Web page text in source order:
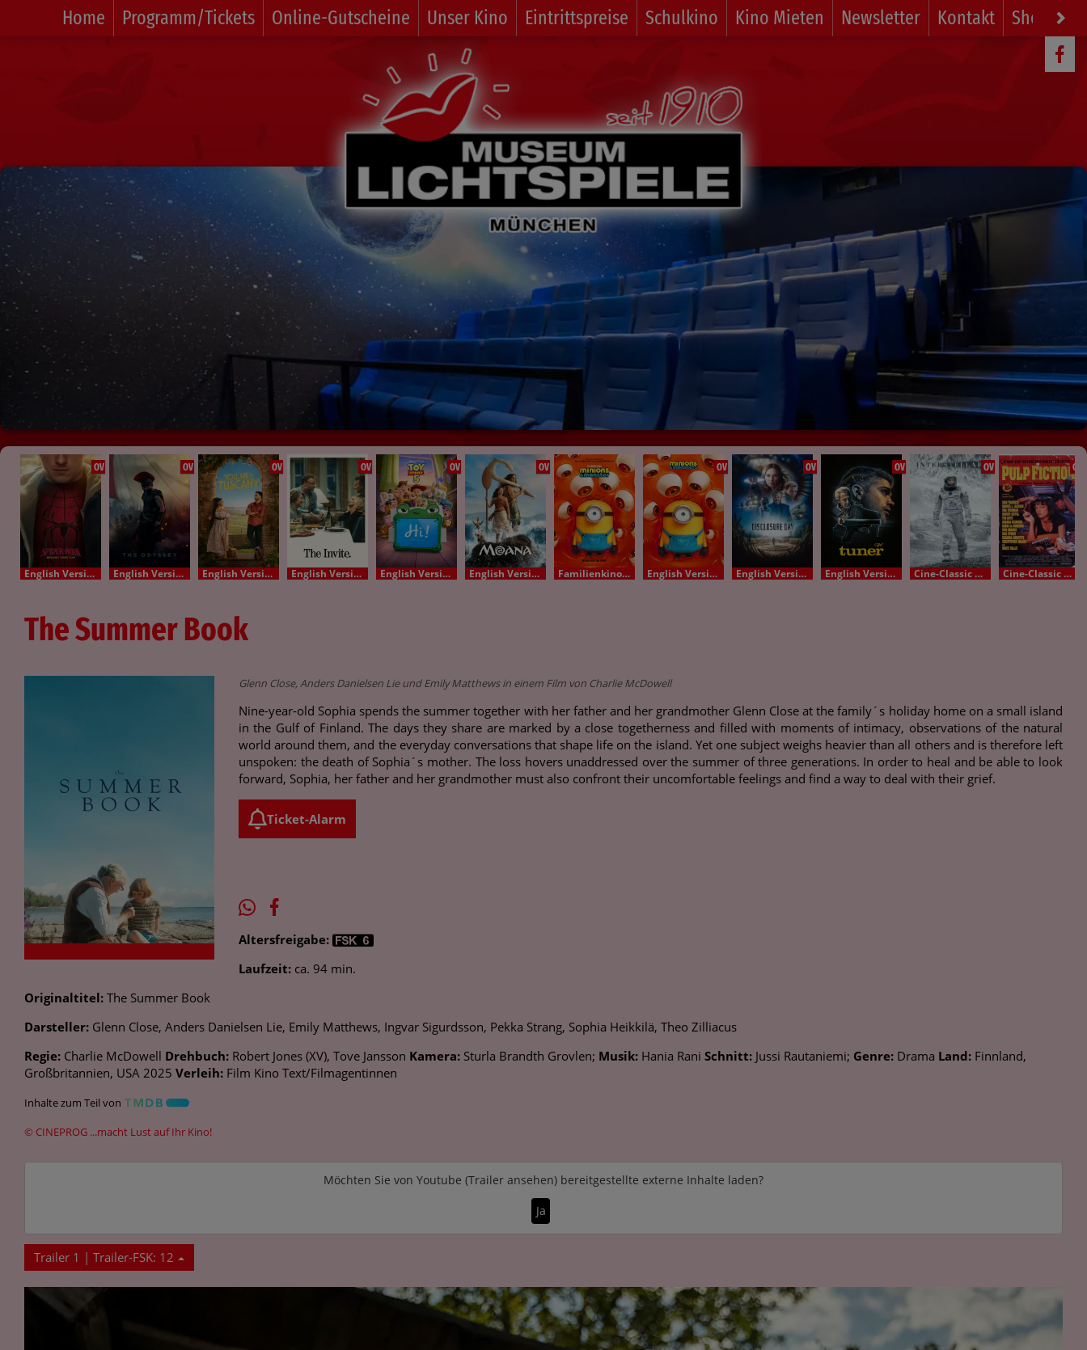
Home Programm/Tickets Online-Gutscheine Unser Kino Eintrittspreise Schulkino Kino Mieten Newsletter Kontakt Shop
OV
English Version - OV
OV
English Version - OV
OV
English Version - OV
OV
English Version - OV
OV
English Version - OV
OV
English Version - OV Familienkino Deutsch
OV
English Version - OV
OV
English Version - OV
OV
English Version - OV
OV
Cine-Classic OV
OV
Cine-Classic OV
The Summer Book
Glenn Close, Anders Danielsen Lie und Emily Matthews in einem Film von Charlie McDowell
Nine-year-old Sophia spends the summer together with her father and her grandmother Glenn Close at the family´s holiday home on a small island
in the Gulf of Finland. The days they share are marked by a close togetherness and filled with moments of intimacy, observations of the natural
world around them, and the everyday conversations that shape life on the island. Yet one subject weighs heavier than all others and is therefore left
unspoken: the death of Sophia´s mother. The loss hovers unaddressed over the summer of three generations. In order to heal and be able to look
forward, Sophia, her father and her grandmother must also confront their uncomfortable feelings and find a way to deal with their grief.
Ticket-Alarm
Altersfreigabe:
Laufzeit: ca. 94 min.
Originaltitel: The Summer Book
Darsteller: Glenn Close, Anders Danielsen Lie, Emily Matthews, Ingvar Sigurdsson, Pekka Strang, Sophia Heikkilä, Theo Zilliacus
Regie: Charlie McDowell Drehbuch: Robert Jones (XV), Tove Jansson Kamera: Sturla Brandth Grovlen; Musik: Hania Rani Schnitt: Jussi Rautaniemi; Genre: Drama Land: Finnland,
Großbritannien, USA 2025 Verleih: Film Kino Text/Filmagentinnen
Inhalte zum Teil von
© CINEPROG ...macht Lust auf Ihr Kino!
Möchten Sie von Youtube (Trailer ansehen) bereitgestellte externe Inhalte laden?
Ja
Trailer 1 | Trailer-FSK: 12